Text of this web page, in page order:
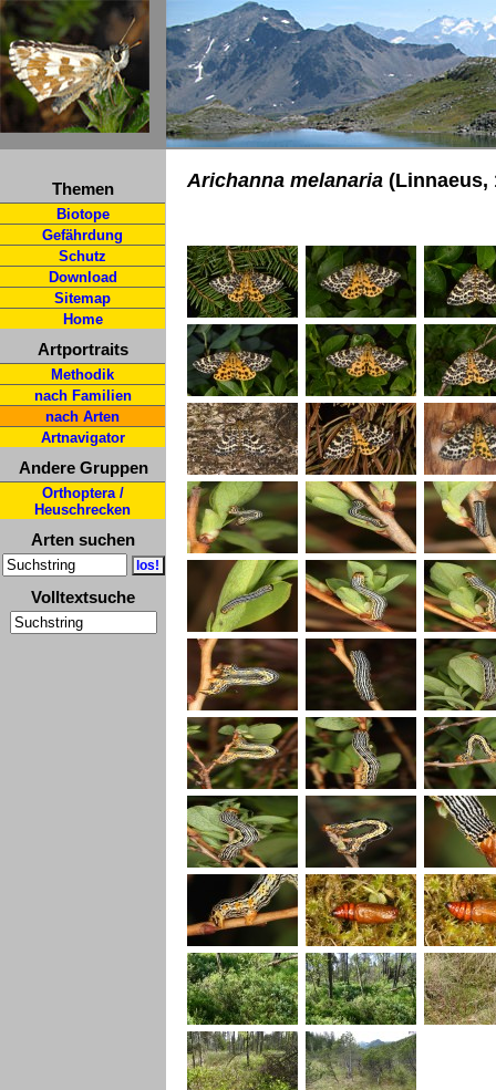
Themen
Biotope
Gefährdung
Schutz
Download
Sitemap
Home
Artportraits
Methodik
nach Familien
nach Arten
Artnavigator
Andere Gruppen
Orthoptera /
Heuschrecken
Arten suchen
Volltextsuche
Arichanna melanaria (Linnaeus,